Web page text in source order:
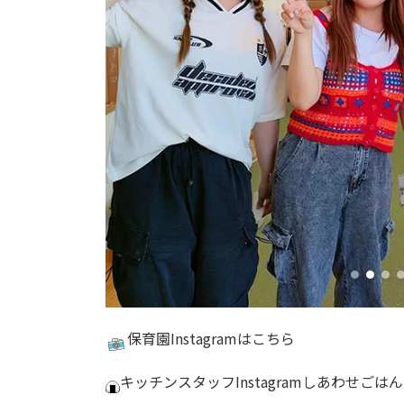
保育園Instagramはこちら
キッチンスタッフInstagramしあわせごはん